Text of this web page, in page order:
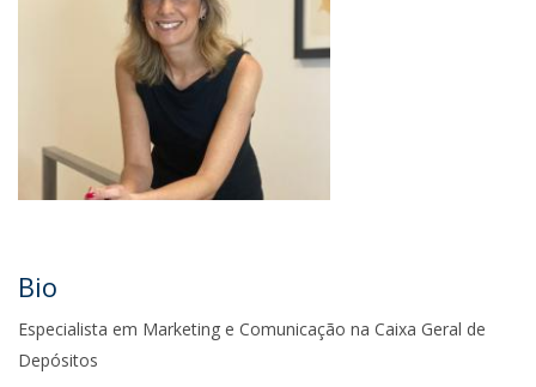
Bio
Especialista em Marketing e Comunicação na Caixa Geral de
Depósitos